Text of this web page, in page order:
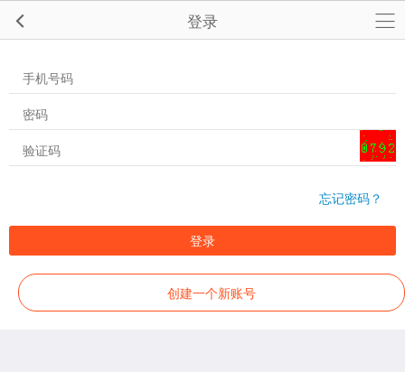
登录
忘记密码？
登录
创建一个新账号